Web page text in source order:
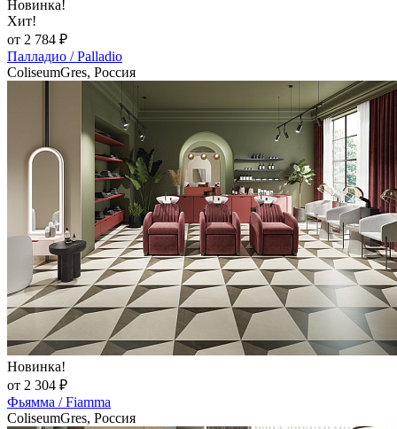
Новинка!
Хит!
от 2 784 ₽
Палладио / Palladio
ColiseumGres, Россия
Новинка!
от 2 304 ₽
Фьямма / Fiamma
ColiseumGres, Россия